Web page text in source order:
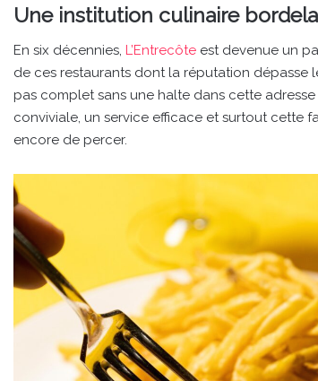
Une institution culinaire
En six décennies, L’Entrecôte est devenue un
de ces restaurants dont la réputation dépasse
pas complet sans une halte dans cette
conviviale, un service efficace et surtout cette
encore de percer.